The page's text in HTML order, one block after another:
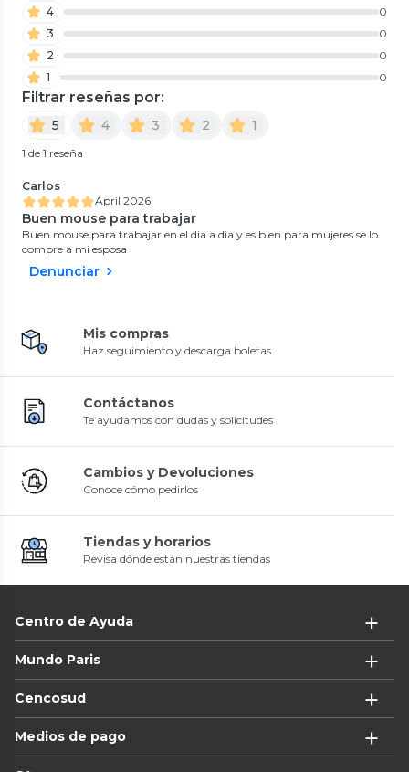
4
0
3
0
2
0
1
0
Filtrar reseñas por:
5 4 3 2 1
1 de 1 reseña
Carlos
April 2026
Buen mouse para trabajar
Buen mouse para trabajar en el dia a dia y es bien para mujeres se lo
compre a mi esposa
Denunciar
Mis compras
Haz seguimiento y descarga boletas
Contáctanos
Te ayudamos con dudas y solicitudes
Cambios y Devoluciones
Conoce cómo pedirlos
Tiendas y horarios
Revisa dónde están nuestras tiendas
Centro de Ayuda
Mundo Paris
Cencosud
Medios de pago